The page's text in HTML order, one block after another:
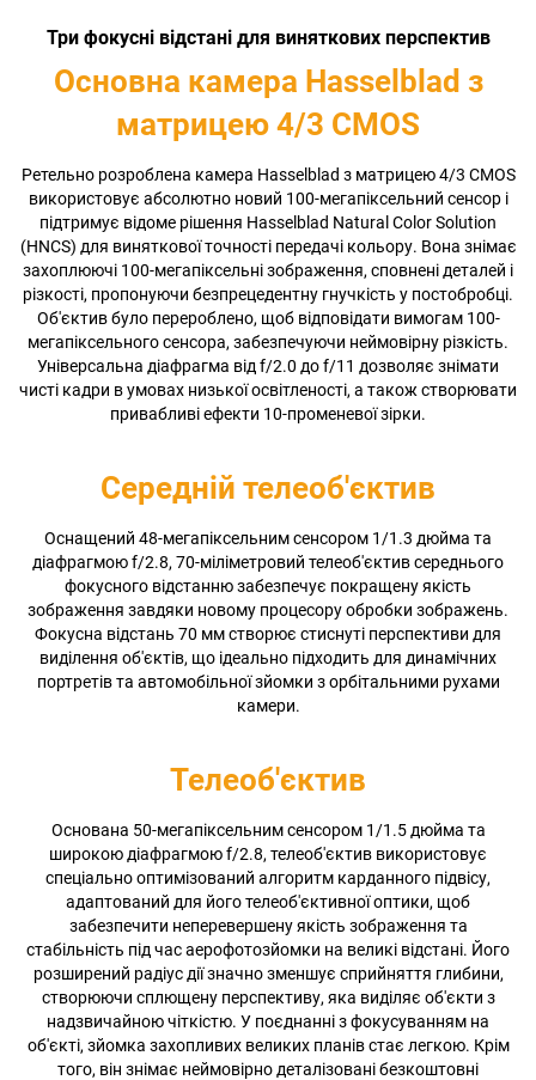
Три фокусні відстані для виняткових перспектив
Основна камера Hasselblad з
матрицею 4/3 CMOS
Ретельно розроблена камера Hasselblad з матрицею 4/3 CMOS
використовує абсолютно новий 100-мегапіксельний сенсор і
підтримує відоме рішення Hasselblad Natural Color Solution
(HNCS) для виняткової точності передачі кольору. Вона знімає
захоплюючі 100-мегапіксельні зображення, сповнені деталей і
різкості, пропонуючи безпрецедентну гнучкість у постобробці.
Об'єктив було перероблено, щоб відповідати вимогам 100-
мегапіксельного сенсора, забезпечуючи неймовірну різкість.
Універсальна діафрагма від f/2.0 до f/11 дозволяє знімати
чисті кадри в умовах низької освітленості, а також створювати
привабливі ефекти 10-променевої зірки.
Середній телеоб'єктив
Оснащений 48-мегапіксельним сенсором 1/1.3 дюйма та
діафрагмою f/2.8, 70-міліметровий телеоб'єктив середнього
фокусного відстанню забезпечує покращену якість
зображення завдяки новому процесору обробки зображень.
Фокусна відстань 70 мм створює стиснуті перспективи для
виділення об'єктів, що ідеально підходить для динамічних
портретів та автомобільної зйомки з орбітальними рухами
камери.
Телеоб'єктив
Основана 50-мегапіксельним сенсором 1/1.5 дюйма та
широкою діафрагмою f/2.8, телеоб'єктив використовує
спеціально оптимізований алгоритм карданного підвісу,
адаптований для його телеоб'єктивної оптики, щоб
забезпечити неперевершену якість зображення та
стабільність під час аерофотозйомки на великі відстані. Його
розширений радіус дії значно зменшує сприйняття глибини,
створюючи сплющену перспективу, яка виділяє об'єкти з
надзвичайною чіткістю. У поєднанні з фокусуванням на
об'єкті, зйомка захопливих великих планів стає легкою. Крім
того, він знімає неймовірно деталізовані безкоштовні